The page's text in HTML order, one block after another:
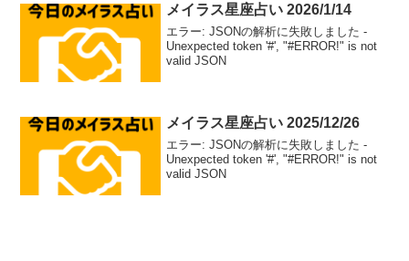
メイラス星座占い 2026/1/14
エラー: JSONの解析に失敗しました -
Unexpected token '#', "#ERROR!" is not
valid JSON
メイラス星座占い 2025/12/26
エラー: JSONの解析に失敗しました -
Unexpected token '#', "#ERROR!" is not
valid JSON